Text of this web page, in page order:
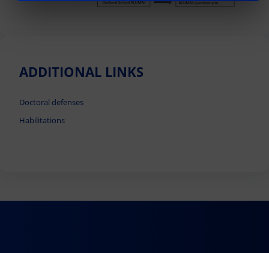
ADDITIONAL LINKS
Doctoral defenses
Habilitations